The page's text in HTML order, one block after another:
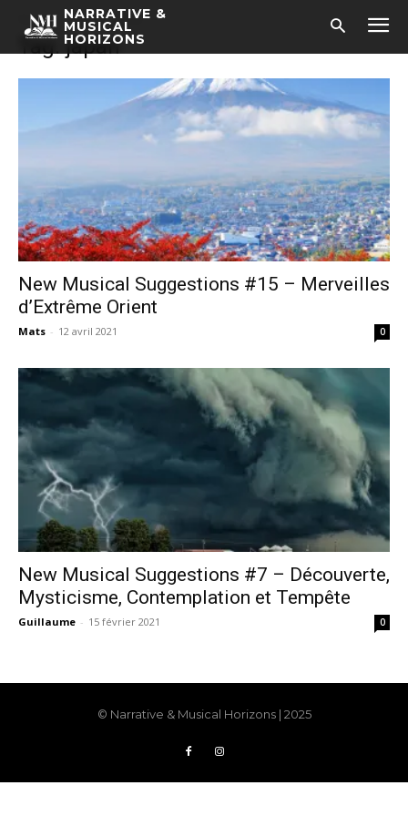
NARRATIVE &
MUSICAL
HORIZONS
Accueil Tags Japan
Tag: japan
New Musical Suggestions #15 – Merveilles
d’Extrême Orient
Mats - 12 avril 2021 0
New Musical Suggestions #7 – Découverte,
Mysticisme, Contemplation et Tempête
Guillaume - 15 février 2021 0
© Narrative & Musical Horizons | 2025